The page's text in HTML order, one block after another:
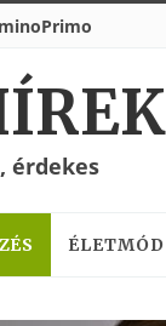
érdekes
ÉLETMÓD